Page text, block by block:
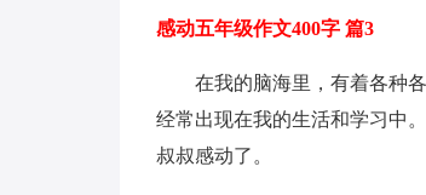
感动五年级作文400字 篇3
在我的脑海里，有着各种
经常出现在我的生活和学习中
叔叔感动了。